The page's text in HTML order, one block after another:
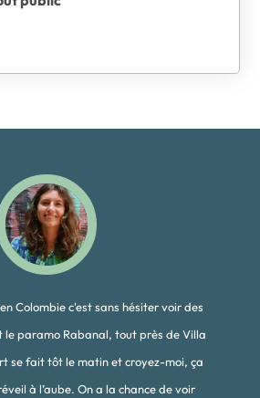
Colombie c'est sans hésiter voir des
le paramo Rabanal, tout près de Villa
se fait tôt le matin et croyez-moi, ça
à l’aube. On a la chance de voir